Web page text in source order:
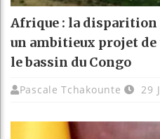
Afrique : la disparition
un ambitieux projet de
le bassin du Congo
Pascale Tchakounte 29